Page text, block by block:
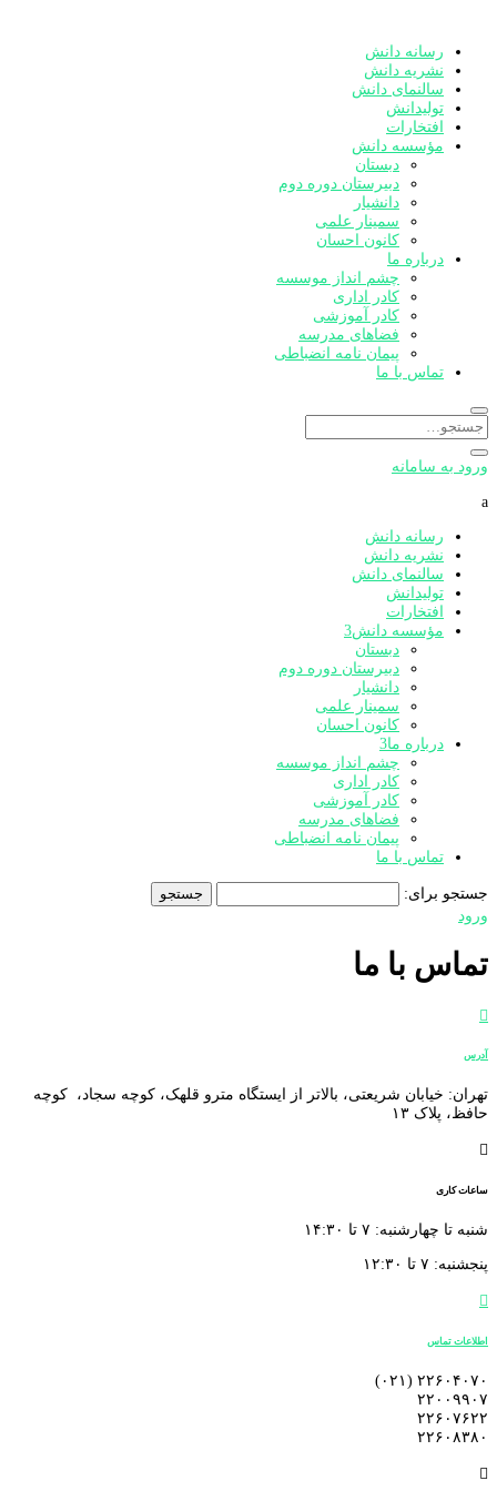
رسانه دانش
نشریه دانش
سالنمای دانش
تولیدانش
افتخارات
مؤسسه دانش
دبستان
دبیرستان دوره دوم
دانشیار
سمینار علمی
کانون احسان
درباره ما
چشم انداز موسسه
کادر اداری
کادر آموزشی
فضاهای مدرسه
پیمان نامه انضباطی
تماس با ما
ورود به سامانه
a
رسانه دانش
نشریه دانش
سالنمای دانش
تولیدانش
افتخارات
مؤسسه دانش3
دبستان
دبیرستان دوره دوم
دانشیار
سمینار علمی
کانون احسان
درباره ما3
چشم انداز موسسه
کادر اداری
کادر آموزشی
فضاهای مدرسه
پیمان نامه انضباطی
تماس با ما
جستجو برای:
ورود
تماس با ما

آدرس
تهران: خیابان شریعتی، بالاتر از ایستگاه مترو قلهک، کوچه سجاد، کوچه
حافظ، پلاک ۱۳

ساعات کاری
شنبه تا چهارشنبه: ۷ تا ۱۴:۳۰
پنجشنبه: ۷ تا ۱۲:۳۰

اطلاعات تماس
۲۲۶۰۴۰۷۰ (۰۲۱)
۲۲۰۰۹۹۰۷
۲۲۶۰۷۶۲۲
۲۲۶۰۸۳۸۰
